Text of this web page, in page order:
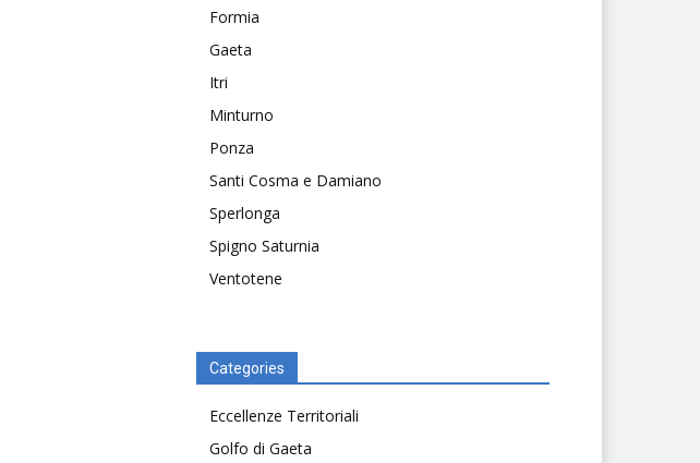
Formia
Gaeta
Itri
Minturno
Ponza
Santi Cosma e Damiano
Sperlonga
Spigno Saturnia
Ventotene
Categories
Eccellenze Territoriali
Golfo di Gaeta